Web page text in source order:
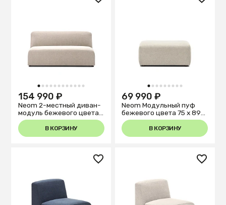
1 2 3 4 5 6 7 8 9 101112
154 990 ₽
Neom 2-местный диван-
модуль бежевого цвета
150 см
В КОРЗИНУ
1 2 3 4 5 6 7 8 9
69 990 ₽
Neom Модульный пуф
бежевого цвета 75 x 89
см
В КОРЗИНУ